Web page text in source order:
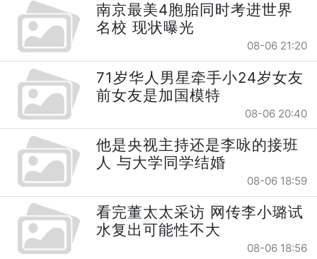
南京最美4胞胎同时考进世界
名校 现状曝光
08-06 21:20
71岁华人男星牵手小24岁女友
前女友是加国模特
08-06 20:40
他是央视主持还是李咏的接班
人 与大学同学结婚
08-06 18:59
看完董太太采访 网传李小璐试
水复出可能性不大
08-06 18:56